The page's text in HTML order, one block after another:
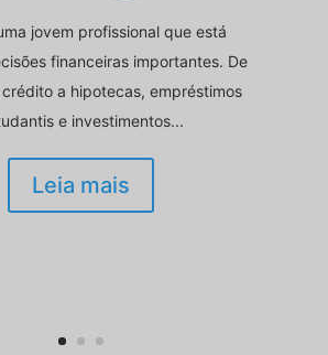
jovem profissional que está
financeiras importantes. De
a hipotecas, empréstimos
e investimentos...
Leia mais